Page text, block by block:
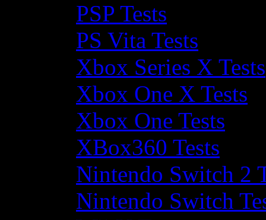
PSP Tests
PS Vita Tests
Xbox Series X Tests
Xbox One X Tests
Xbox One Tests
XBox360 Tests
Nintendo Switch 2
Nintendo Switch